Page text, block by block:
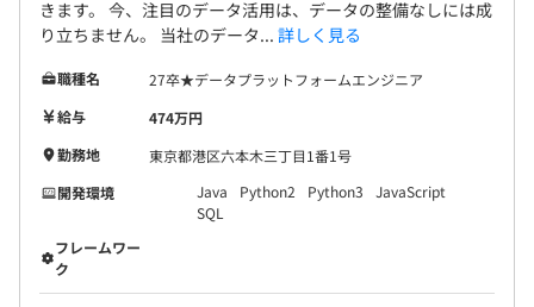
小規模案件やプロトタイプ開発フェーズでは、2〜3名、
す。
※案件や状況により異なります
きます。 今、注目のデータ活用は、データの整備なしには成
り立ちません。 当社のデータ... 詳しく見る
職種名
27卒★データプラットフォームエンジニア
給与
474万円
勤務地
東京都港区六本木三丁目1番1号
開発環境
Java Python2 Python3
JavaScript
SQL
フレームワー
ク